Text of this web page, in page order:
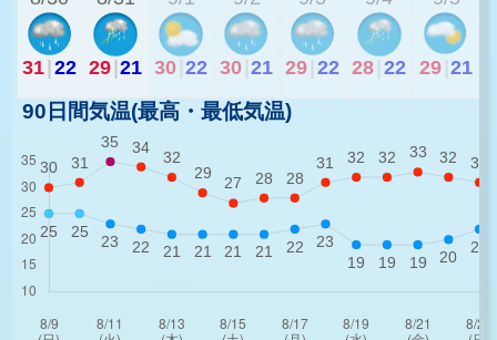
31 22 29 21 30 22 30 21 29 22 28 22 29 21
90日間気温(最高・最低気温)